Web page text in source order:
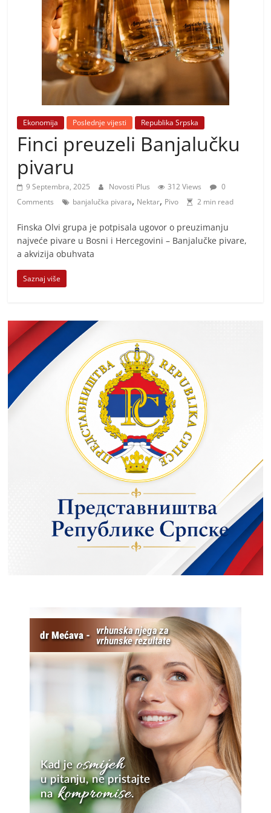
i
i
v
n
h
v
i
j
s
t
i
Ekonomija Poslednje vijesti Republika Srpska
Finci preuzeli Banjalučku
pivaru
9 Septembra, 2025 Novosti Plus 312 Views
0
Comments
banjalučka pivara, Nektar, Pivo 2 min read
Finska Olvi grupa je potpisala ugovor o preuzimanju
najveće pivare u Bosni i Hercegovini – Banjalučke pivare,
a akvizija obuhvata
Saznaj više